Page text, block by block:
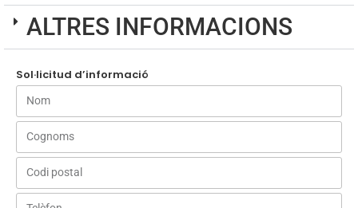
ALTRES INFORMACIONS
Sol·licitud d’informació